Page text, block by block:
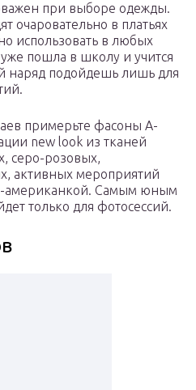
при выборе одежды.
очаровательно в платьях
использовать в любых
пошла в школу и учится
наряд подойдешь лишь для
примерьте фасоны А-
new look из тканей
серо-розовых,
активных мероприятий
американкой. Самым юным
только для фотосессий.